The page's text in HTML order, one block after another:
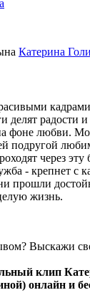
Катерина
делят радости
фоне любви.
подругой
через
- крепнет с
прошли
жизнь.
Выскажи
клип
онлайн и